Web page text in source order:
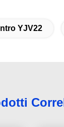
YJV22